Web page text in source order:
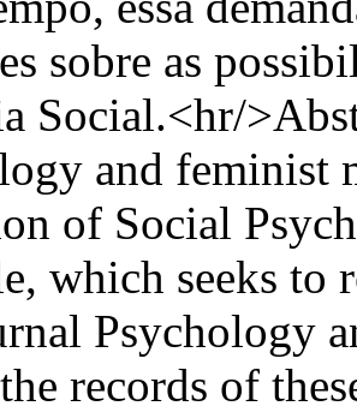
sobre as
Social.<hr/
and feminist
of Social
which seeks to
Psychology
records of